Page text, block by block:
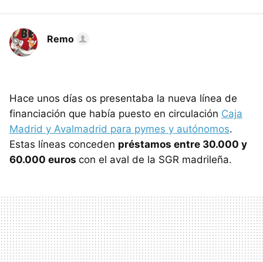
Remo
Hace unos días os presentaba la nueva línea de
financiación que había puesto en circulación Caja
Madrid y Avalmadrid para pymes y autónomos.
Estas líneas conceden préstamos entre 30.000 y
60.000 euros con el aval de la SGR madrileña.